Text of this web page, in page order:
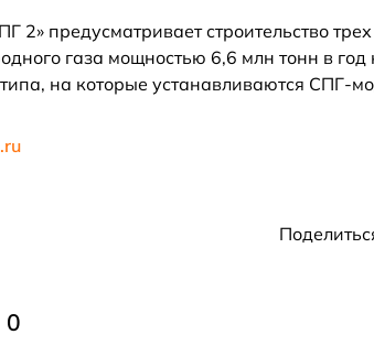
2» предусматривает строительство
газа мощностью 6,6 млн тонн в
на которые устанавливаются СПГ-
0